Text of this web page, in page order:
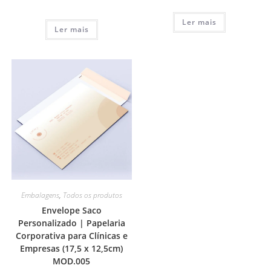
Ler mais
Ler mais
Embalagens, Todos os produtos
Envelope Saco
Personalizado | Papelaria
Corporativa para Clínicas e
Empresas (17,5 x 12,5cm)
MOD.005